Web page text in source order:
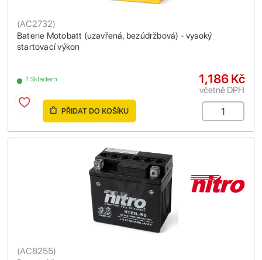
Baterie Motobatt (uzavřená, bezúdržbová) - vysoký
startovací výkon
(AC2732)
1 Skladem 1,186 Kč
včetně DPH
PŘIDAT DO KOŠÍKU
(AC8255)